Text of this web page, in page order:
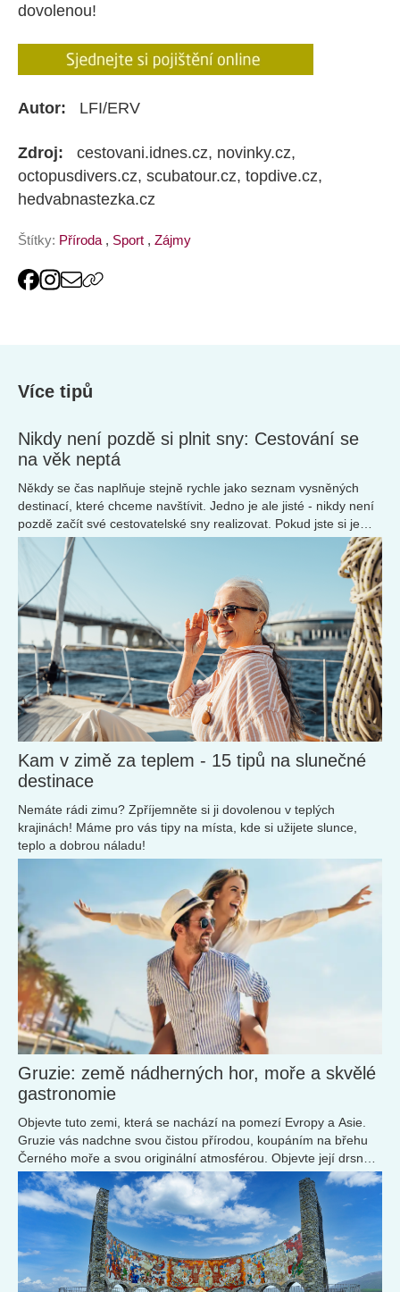
dovolenou!
Autor: LFI/ERV
Zdroj: cestovani.idnes.cz, novinky.cz,
octopusdivers.cz, scubatour.cz, topdive.cz,
hedvabnastezka.cz
Štítky: Příroda , Sport , Zájmy
Více tipů
Nikdy není pozdě si plnit sny: Cestování se
na věk neptá
Někdy se čas naplňuje stejně rychle jako seznam vysněných
destinací, které chceme navštívit. Jedno je ale jisté - nikdy není
pozdě začít své cestovatelské sny realizovat. Pokud jste si je
nechali až do důchodu, neváhejte si za nimi jít. Svět je otevřený
všem a cestování pro seniory nikdy nebylo snazší.
Kam v zimě za teplem - 15 tipů na slunečné
destinace
Nemáte rádi zimu? Zpříjemněte si ji dovolenou v teplých
krajinách! Máme pro vás tipy na místa, kde si užijete slunce,
teplo a dobrou náladu!
Gruzie: země nádherných hor, moře a skvělé
gastronomie
Objevte tuto zemi, která se nachází na pomezí Evropy a Asie.
Gruzie vás nadchne svou čistou přírodou, koupáním na břehu
Černého moře a svou originální atmosférou. Objevte její drsnou
krásu!